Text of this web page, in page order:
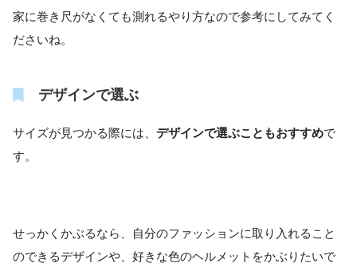
家に巻き尺がなくても測れるやり方なので参考にしてみてく
ださいね。
デザインで選ぶ
サイズが見つかる際には、 デザインで選ぶこともおすすめで
す。
せっかくかぶるなら、自分のファッションに取り入れること
のできるデザインや、好きな色のヘルメットをかぶりたいで